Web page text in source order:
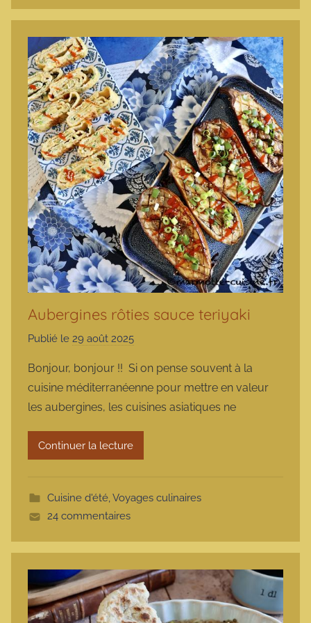
Aubergines rôties sauce teriyaki
Publié le 29 août 2025
r
m
a
r
t
Bonjour, bonjour !! Si on pense souvent à la
cuisine méditerranéenne pour mettre en valeur
les aubergines, les cuisines asiatiques ne
Continuer la lecture
Cuisine d'été,Voyages culinaires
24 commentaires